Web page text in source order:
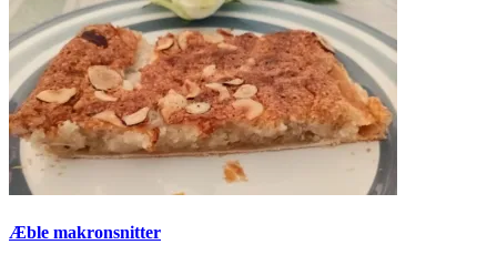
Æble makronsnitter